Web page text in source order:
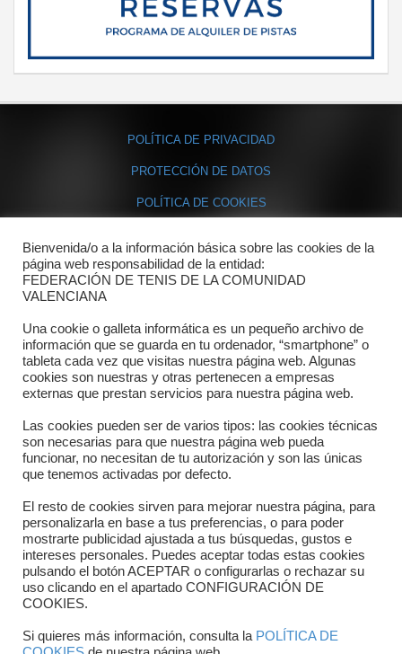
POLÍTICA DE PRIVACIDAD
PROTECCIÓN DE DATOS
POLÍTICA DE COOKIES
Contacto
Dónde estamos
Directorio departamentos
Horario
Formulario de contacto
Copyright © 2025 FTCV
Bienvenida/o a la información básica sobre las cookies de la
página web responsabilidad de la entidad:
FEDERACIÓN DE TENIS DE LA COMUNIDAD
VALENCIANA
Una cookie o galleta informática es un pequeño archivo de
información que se guarda en tu ordenador, “smartphone” o
tableta cada vez que visitas nuestra página web. Algunas
cookies son nuestras y otras pertenecen a empresas
externas que prestan servicios para nuestra página web.
Las cookies pueden ser de varios tipos: las cookies técnicas
son necesarias para que nuestra página web pueda
funcionar, no necesitan de tu autorización y son las únicas
que tenemos activadas por defecto.
El resto de cookies sirven para mejorar nuestra página, para
personalizarla en base a tus preferencias, o para poder
mostrarte publicidad ajustada a tus búsquedas, gustos e
intereses personales. Puedes aceptar todas estas cookies
pulsando el botón ACEPTAR o configurarlas o rechazar su
uso clicando en el apartado CONFIGURACIÓN DE
COOKIES.
Si quieres más información, consulta la POLÍTICA DE